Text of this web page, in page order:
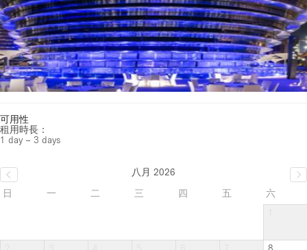
可用性
租用時長：
1 day – 3 days
八月 2026
日
一 二 三 四 五
六